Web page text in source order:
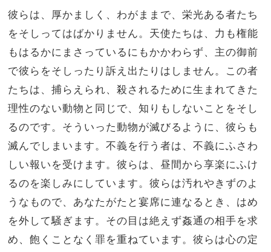
彼らは、厚かましく、わがままで、栄光ある者たち
をそしってはばかりません。 天使たちは、力も権能
もはるかにまさっているにもかかわらず、主の御前
で彼らをそしったり訴え出たりはしません。 この者
たちは、捕らえられ、殺されるために生まれてきた
理性のない動物と同じで、知りもしないことをそし
るのです。そういった動物が滅びるように、彼らも
滅んでしまいます。不義を行う者は、不義にふさわ
しい報いを受けます。彼らは、昼間から享楽にふけ
るのを楽しみにしています。彼らは汚れやきずのよ
うなもので、あなたがたと宴席に連なるとき、はめ
を外して騒ぎます。 その目は絶えず姦通の相手を求
め、飽くことなく罪を重ねています。彼らは心の定